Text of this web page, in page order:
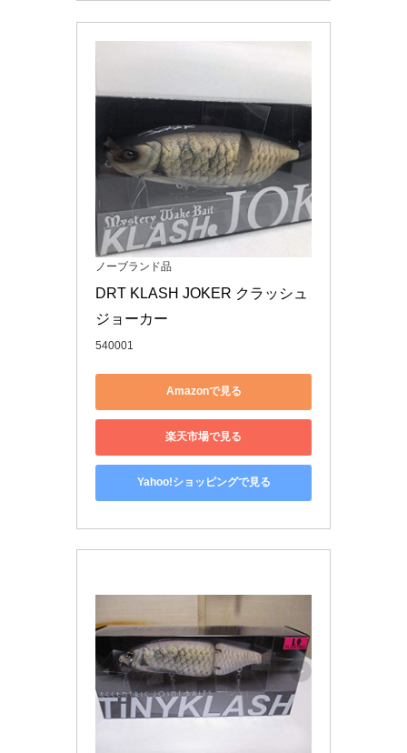
ノーブランド品
DRT KLASH JOKER クラッシュ
ジョーカー
540001
Amazonで見る
楽天市場で見る
Yahoo!ショッピングで見る